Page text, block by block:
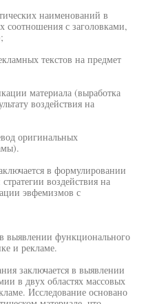
наименований в
соотношения с заголовками,
текстов на предмет
материала (выработка
воздействия на
оригинальных
в формулировании
воздействия на
эвфемизмов с
выявлении функционального
и рекламе.
заключается в выявлении
в двух областях массовых
Исследование основано